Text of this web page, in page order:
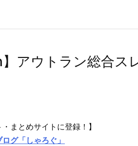
】アウトラン総合ス
・まとめサイトに登録！】
グ「しゃろぐ」